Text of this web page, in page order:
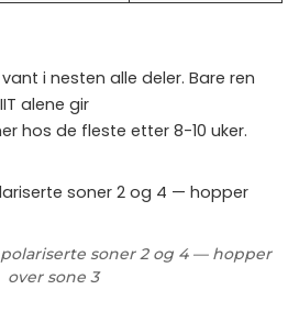
i nesten alle deler. Bare ren
alene gir
hos de fleste etter 8-10 uker.
soner 2 og 4 — hopper
over sone 3